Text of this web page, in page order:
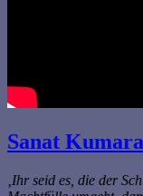
Sanat
‚Ihr seid es, die der